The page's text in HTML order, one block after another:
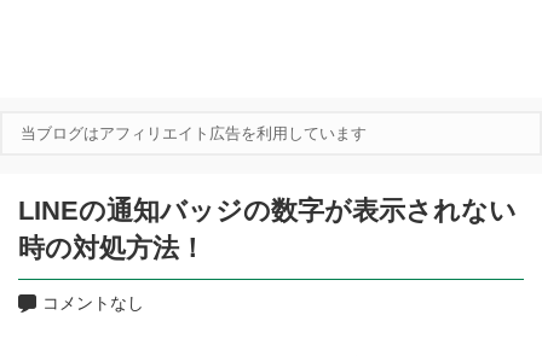
当ブログはアフィリエイト広告を利用しています
LINEの通知バッジの数字が表示されない
時の対処方法！
コメントなし